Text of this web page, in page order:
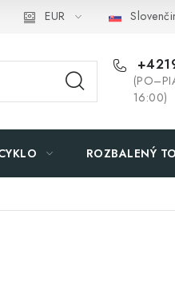
EUR
16:00)
ROZBALENÝ